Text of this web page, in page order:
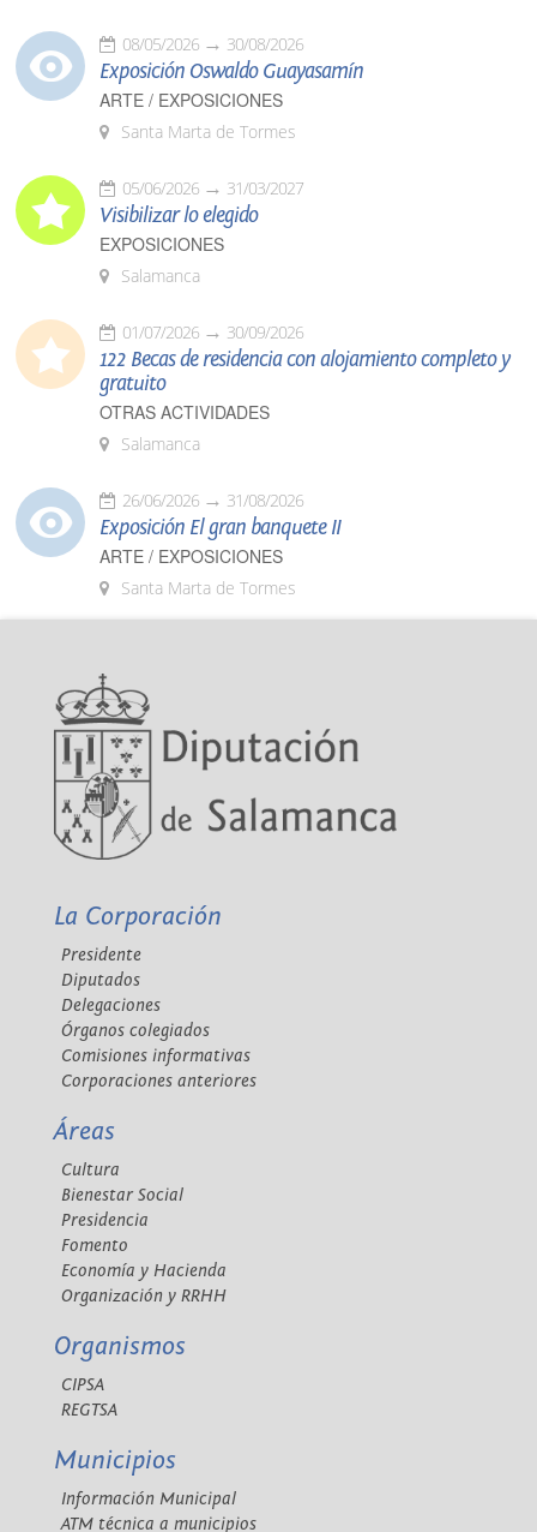
08/05/2026 30/08/2026
Exposición Oswaldo Guayasamín
ARTE / EXPOSICIONES
Santa Marta de Tormes
05/06/2026 31/03/2027
Visibilizar lo elegido
EXPOSICIONES
Salamanca
01/07/2026 30/09/2026
122 Becas de residencia con alojamiento completo y
gratuito
OTRAS ACTIVIDADES
Salamanca
26/06/2026 31/08/2026
Exposición El gran banquete II
ARTE / EXPOSICIONES
Santa Marta de Tormes
La Corporación
Presidente
Diputados
Delegaciones
Órganos colegiados
Comisiones informativas
Corporaciones anteriores
Áreas
Cultura
Bienestar Social
Presidencia
Fomento
Economía y Hacienda
Organización y RRHH
Organismos
CIPSA
REGTSA
Municipios
Información Municipal
ATM técnica a municipios